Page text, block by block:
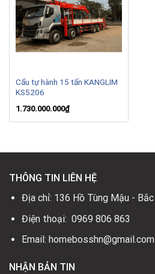
Cẩu tự hành 15 tấn KANGLIM
KS5206
1.730.000.000₫
THÔNG TIN LIÊN HỆ
Địa chỉ: 136 Hồ Tùng Mậu -
Điện thoại: 0969 806 863
Email: homebosshn@gmail.com
NHẬN BẢN TIN